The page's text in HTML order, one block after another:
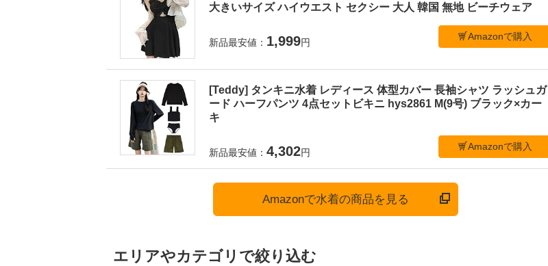
大きいサイズ ハイウエスト セクシー 大人 韓国 無地 ビーチウェア
新品最安値： 1,999円
Amazonで購入
[Teddy] タンキニ水着 レディース 体型カバー 長袖シャツ ラッシュガ
ード ハーフパンツ 4点セットビキニ hys2861 M(9号) ブラック×カー
キ
新品最安値： 4,302円
Amazonで購入
Amazonで水着の商品を見る
エリアやカテゴリで絞り込む